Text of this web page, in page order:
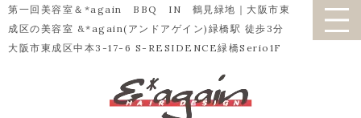
第一回美容室＆*again BBQ IN 鶴見緑地｜大阪市東
成区の美容室 &*again(アンドアゲイン)緑橋駅 徒歩3分
大阪市東成区中本3-17-6 S-RESIDENCE緑橋Serio1F